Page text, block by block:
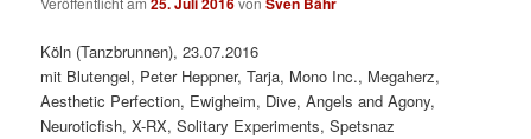
Köln (Tanzbrunnen), 23.07.2016
mit Blutengel, Peter Heppner, Tarja, Mono Inc., Megaherz,
Aesthetic Perfection, Ewigheim, Dive, Angels and Agony,
Neuroticfish, X-RX, Solitary Experiments, Spetsnaz